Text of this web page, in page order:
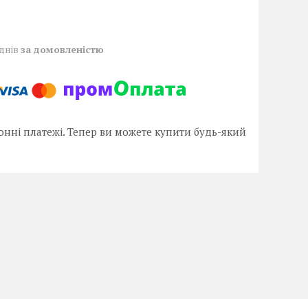
за домовленістю
платежі. Тепер ви можете купити будь-який